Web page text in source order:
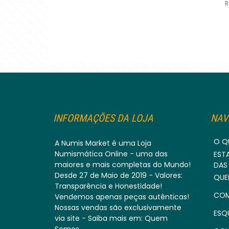
INFORMAÇÕES DA LOJA
A Numis Market é uma Loja
Numismática Online - uma das
maiores e mais completas do Mundo!
Desde 27 de Maio de 2019 - Valores:
Transparência e Honestidade!
Vendemos apenas peças autênticas!
Nossas vendas são exclusivamente
via site - Saiba mais em: Quem
O